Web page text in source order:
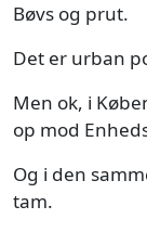
Bøvs og prut.
Det er urban
Men ok, i
op mod
Og i den
tam.